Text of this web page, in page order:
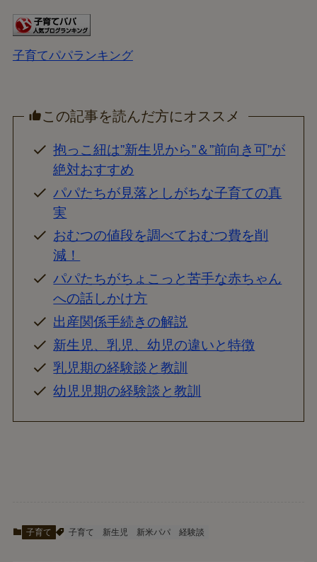
子育てパパランキング
この記事を読んだ方にオススメ
抱っこ紐は”新生児から”＆”前向き可”が
絶対おすすめ
パパたちが見落としがちな子育ての真
実
おむつの値段を調べておむつ費を削
減！
パパたちがちょこっと苦手な赤ちゃん
への話しかけ方
出産関係手続きの解説
新生児、乳児、幼児の違いと特徴
乳児期の経験談と教訓
幼児児期の経験談と教訓
子育て 子育て 新生児 新米パパ 経験談